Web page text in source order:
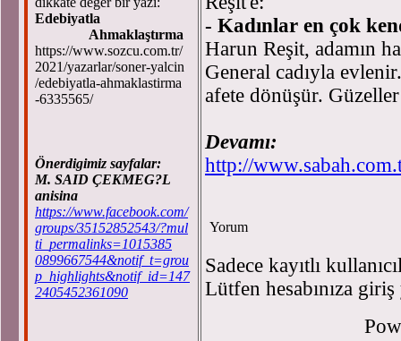
Edebiyatla
Ahmaklaştırma
https://www.sozcu.com.tr/
2021/yazarlar/soner-yalcin
/edebiyatla-ahmaklastirma
-6335565/
Önerdigimiz sayfalar:
M. SAID ÇEKMEG?L
anisina
https://www.facebook.com/
groups/35152852543/?mul
ti_permalinks=1015385
0899667544&notif_t=grou
p_highlights&notif_id=147
2405452361090
- Kadınlar en çok
Harun Reşit, adamın
General cadıyla
afete dönüşür.
Devamı:
http://
Yorum
Sadece kayıtlı
Lütfen hesabınıza